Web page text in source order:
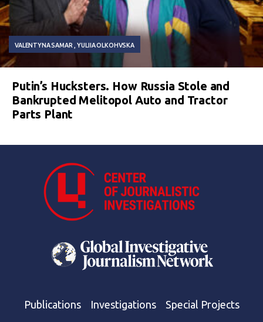
VALENTYNA SAMAR YULIIA OLKOHVSKA
Putin’s Hucksters. How Russia Stole and
Bankrupted Melitopol Auto and Tractor
Parts Plant
Publications Investigations Special Projects